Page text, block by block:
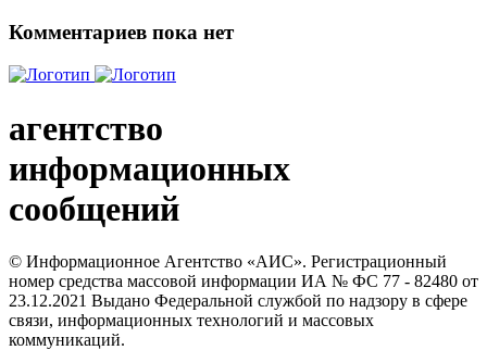
Комментариев пока нет
агентство
информационных
сообщений
© Информационное Агентство «АИС». Регистрационный
номер средства массовой информации ИА № ФС 77 - 82480 от
23.12.2021 Выдано Федеральной службой по надзору в сфере
связи, информационных технологий и массовых
коммуникаций.